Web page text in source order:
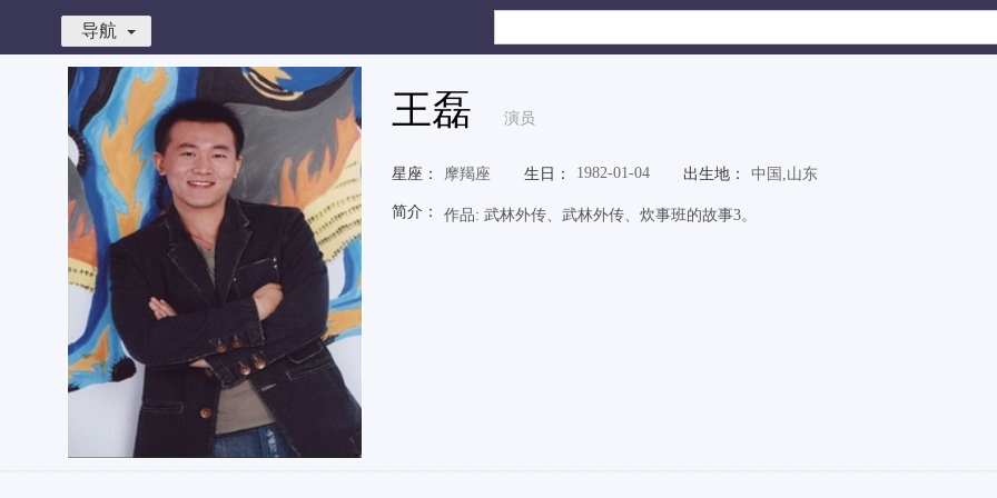
导航
王磊 演员
星座： 摩羯座 生日： 1982-01-04 出生地： 中国,山东
简介： 作品: 武林外传、武林外传、炊事班的故事3。